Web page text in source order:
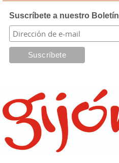
Suscríbete a nuestro Boletín